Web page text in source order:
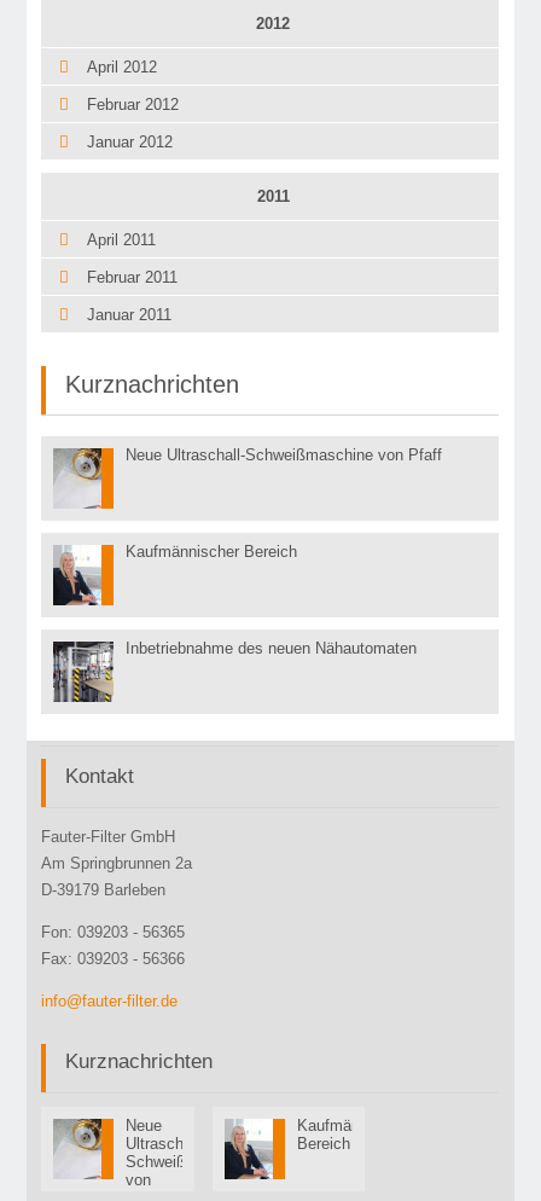
2012
April 2012
Februar 2012
Januar 2012
2011
April 2011
Februar 2011
Januar 2011
Kurznachrichten
01
Sep
Neue Ultraschall-Schweißmaschine von Pfaff
01
Mär
Kaufmännischer Bereich
01
Okt
Inbetriebnahme des neuen Nähautomaten
Kontakt
Fauter-Filter GmbH
Am Springbrunnen 2a
D-39179 Barleben
Fon: 039203 - 56365
Fax: 039203 - 56366
info@fauter-filter.de
Kurznachrichten
01
Sep
Neue
Ultraschall-
Schweißmaschine
von
01
Mär
Kaufmännischer
Bereich